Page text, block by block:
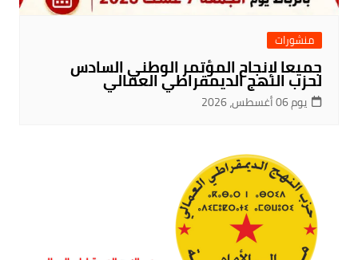
منشورات
جميعا لإنجاح المؤتمر الوطني السادس
لحزب النهج الديمقراطي العمالي
يوم 06 أغسطس، 2026